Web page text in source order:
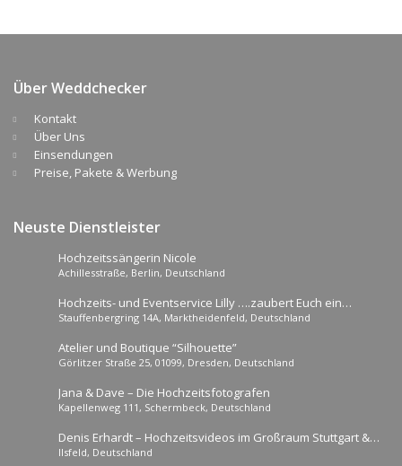
Über Weddchecker
Kontakt
Über Uns
Einsendungen
Preise, Pakete & Werbung
Neuste Dienstleister
Hochzeitssängerin Nicole
Achillesstraße, Berlin, Deutschland
Hochzeits- und Eventservice Lilly ….zaubert Euch ein
unvergessliches Fest!
Stauffenbergring 14A, Marktheidenfeld, Deutschland
Atelier und Boutique “Silhouette”
Görlitzer Straße 25, 01099, Dresden, Deutschland
Jana & Dave – Die Hochzeitsfotografen
Kapellenweg 111, Schermbeck, Deutschland
Denis Erhardt – Hochzeitsvideos im Großraum Stuttgart &
Heilbronn
Ilsfeld, Deutschland